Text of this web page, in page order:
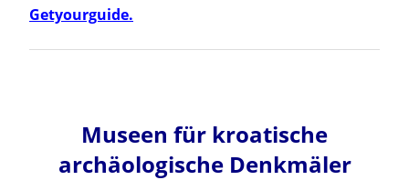
Getyourguide.
Museen für kroatische
archäologische Denkmäler